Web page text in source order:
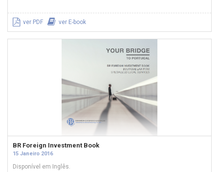
ver PDF ver E-book
BR Foreign Investment Book
15 Janeiro 2016
Disponível em Inglês.